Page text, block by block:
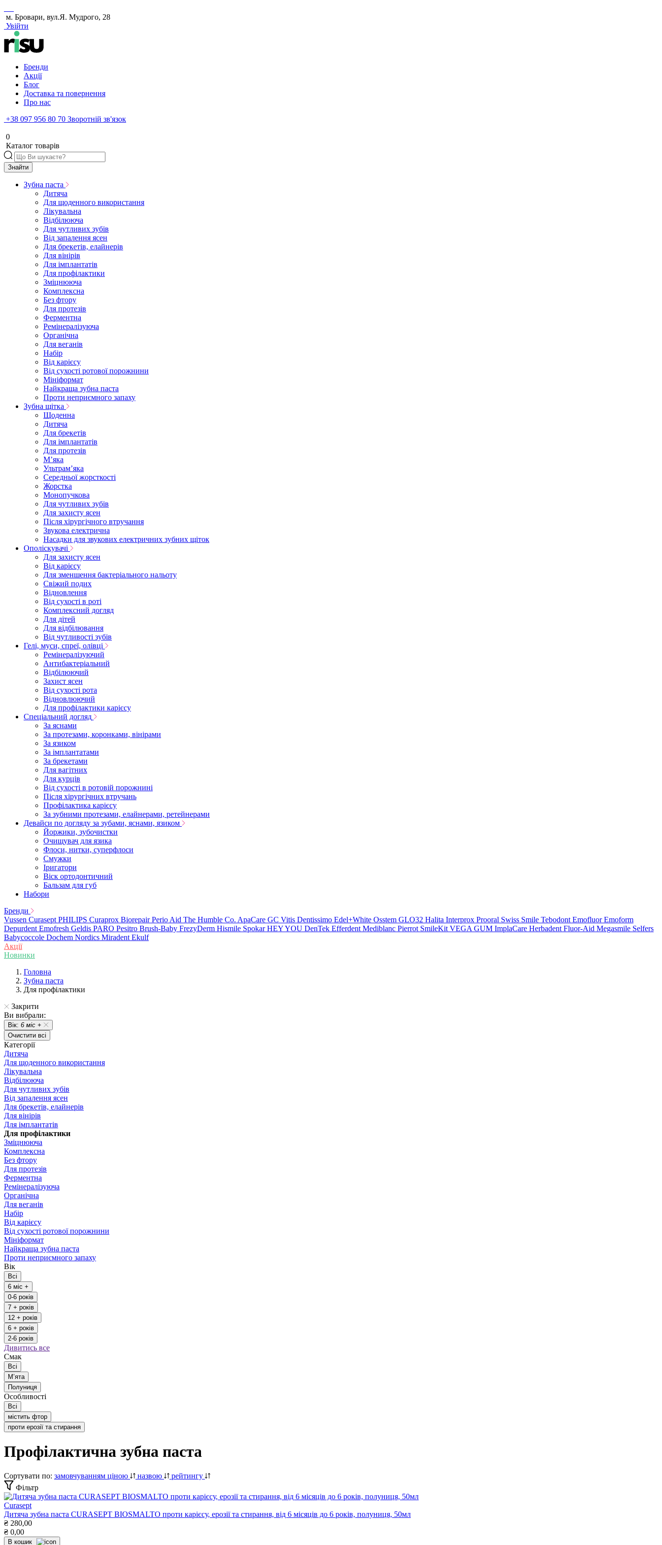
м. Бровари, вул.Я. Мудрого, 28
Увійти
Бренди
Акції
Блог
Доставка та повернення
Про нас
+38 097 956 80 70 Зворотній зв'язок
0
Каталог товарів
Знайти
Зубна паста
Дитяча
Для щоденного використання
Лікувальна
Відбілююча
Для чутливих зубів
Від запалення ясен
Для брекетів, елайнерів
Для вінірів
Для імплантатів
Для профілактики
Зміцнююча
Комплексна
Без фтору
Для протезів
Ферментна
Ремінералізуюча
Органічна
Для веганів
Набір
Від карієсу
Від сухості ротової порожнини
Мініформат
Найкраща зубна паста
Проти неприємного запаху
Зубна щітка
Щоденна
Дитяча
Для брекетів
Для імплантатів
Для протезів
Мʼяка
Ультрамʼяка
Середньої жорсткості
Жорстка
Монопучкова
Для чутливих зубів
Для захисту ясен
Після хірургічного втручання
Звукова електрична
Насадки для звукових електричних зубних щіток
Ополіскувачі
Для захисту ясен
Від карієсу
Для зменшення бактеріального нальоту
Свіжий подих
Відновлення
Від сухості в роті
Комплексний догляд
Для дітей
Для відбілювання
Від чутливості зубів
Гелі, муси, спреї, олівці
Ремінералізуючий
Антибактеріальний
Відбілюючий
Захист ясен
Від сухості рота
Відновлюючий
Для профілактики карієсу
Спеціальний догляд
За яснами
За протезами, коронками, вінірами
За язиком
За імплантатами
За брекетами
Для вагітних
Для курців
Від сухості в ротовій порожнині
Після хірургічних втручань
Профілактика карієсу
За зубними протезами, елайнерами, ретейнерами
Девайси по догляду за зубами, яснами, язиком
Йоржики, зубочистки
Очищувач для язика
Флоси, нитки, суперфлоси
Смужки
Іригатори
Віск ортодонтичний
Бальзам для губ
Набори
Бренди
Vussen Curasept PHILIPS Curaprox Biorepair Perio Aid The Humble Co. ApaCare GC Vitis Dentissimo Edel+White Osstem GLO32 Halita Interprox Prooral Swiss Smile Tebodont Emofluor Emoform
Depurdent Emofresh Geldis PARO Pesitro Brush-Baby FrezyDerm Hismile Spokar HEY YOU DenTek Efferdent Mediblanc Pierrot SmileKit VEGA GUM ImplaCare Herbadent Fluor-Aid Megasmile Selfers
Babycoccole Dochem Nordics Miradent Ekulf
Акції
Новинки
Головна
Зубна паста
Для профілактики
Закрити
Ви вибрали:
Вік: 6 міс +
Очистити всі
Категорії
Дитяча
Для щоденного використання
Лікувальна
Відбілююча
Для чутливих зубів
Від запалення ясен
Для брекетів, елайнерів
Для вінірів
Для імплантатів
Для профілактики
Зміцнююча
Комплексна
Без фтору
Для протезів
Ферментна
Ремінералізуюча
Органічна
Для веганів
Набір
Від карієсу
Від сухості ротової порожнини
Мініформат
Найкраща зубна паста
Проти неприємного запаху
Вік
Всі
6 міс +
0-6 років
7 + років
12 + років
6 + років
2-6 років
Дивитись все
Смак
Всі
Мʼята
Полуниця
Особливості
Всі
містить фтор
проти ерозії та стирання
Профілактична зубна паста
Сортувати по: замовчуванням ціною назвою
рейтингу
Фільтр
Curasept
Дитяча зубна паста CURASEPT BIOSMALTO проти карієсу, ерозії та стирання, від 6 місяців до 6 років, полуниця, 50мл
₴ 280,00
₴ 0,00
В кошик